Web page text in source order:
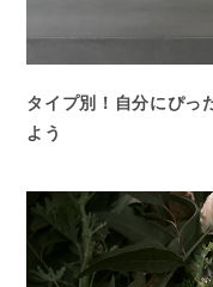
タイプ別！自分にぴっ
よう